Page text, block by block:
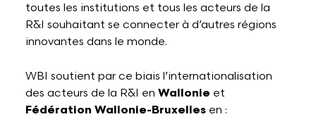
toutes les institutions et tous les acteurs de la
R&I souhaitant se connecter à d’autres régions
innovantes dans le monde.
WBI soutient par ce biais l’internationalisation
des acteurs de la R&I en Wallonie et
Fédération Wallonie-Bruxelles en :